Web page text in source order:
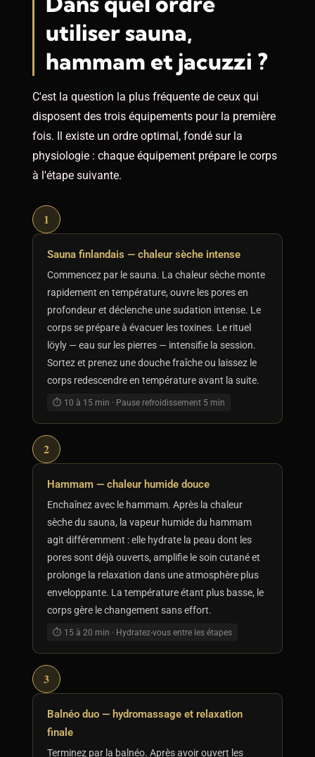
utiliser sauna,
hammam et jacuzzi ?
C'est la question la plus fréquente de ceux qui
disposent des trois équipements pour la première
fois. Il existe un ordre optimal, fondé sur la
physiologie : chaque équipement prépare le corps
à l'étape suivante.
1
Sauna finlandais — chaleur sèche intense
Commencez par le sauna. La chaleur sèche monte
rapidement en température, ouvre les pores en
profondeur et déclenche une sudation intense. Le
corps se prépare à évacuer les toxines. Le rituel
löyly — eau sur les pierres — intensifie la session.
Sortez et prenez une douche fraîche ou laissez le
corps redescendre en température avant la suite.
⏱ 10 à 15 min · Pause refroidissement 5 min
2
Hammam — chaleur humide douce
Enchaînez avec le hammam. Après la chaleur
sèche du sauna, la vapeur humide du hammam
agit différemment : elle hydrate la peau dont les
pores sont déjà ouverts, amplifie le soin cutané et
prolonge la relaxation dans une atmosphère plus
enveloppante. La température étant plus basse, le
corps gère le changement sans effort.
⏱ 15 à 20 min · Hydratez-vous entre les étapes
3
Balnéo duo — hydromassage et relaxation
finale
Terminez par la balnéo. Après avoir ouvert les